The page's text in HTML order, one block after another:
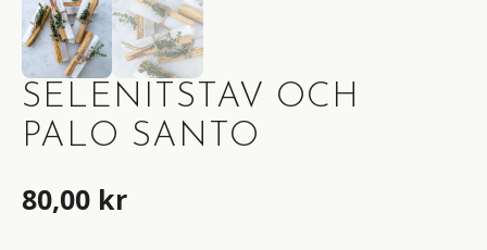
SELENITSTAV OCH
PALO SANTO
80,00 kr